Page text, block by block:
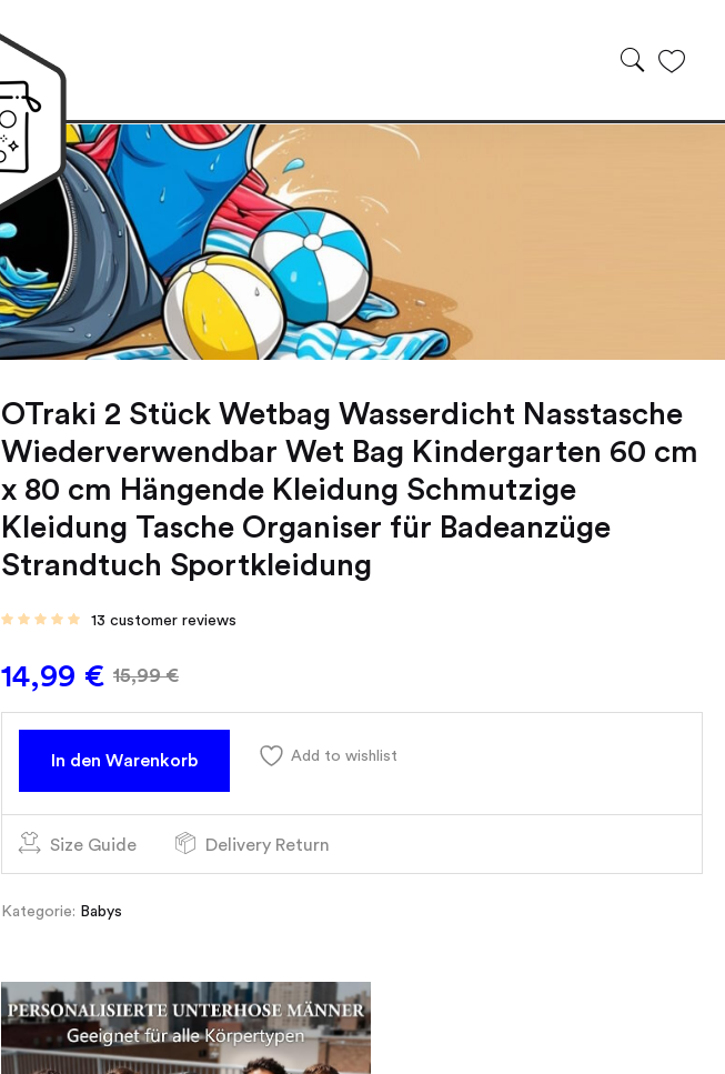
OTraki 2 Stück Wetbag Wasserdicht Nasstasche
Wiederverwendbar Wet Bag Kindergarten 60 cm
x 80 cm Hängende Kleidung Schmutzige
Kleidung Tasche Organiser für Badeanzüge
Strandtuch Sportkleidung
13 customer reviews
14,99 € 15,99€
In den Warenkorb Add to wishlist
Size Guide Delivery Return
Kategorie: Babys